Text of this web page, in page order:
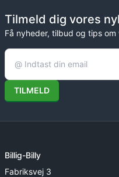
Tilmeld dig vores
Få nyheder, tilbud og tips
TILMELD
Billig-Billy
Fabriksvej 3